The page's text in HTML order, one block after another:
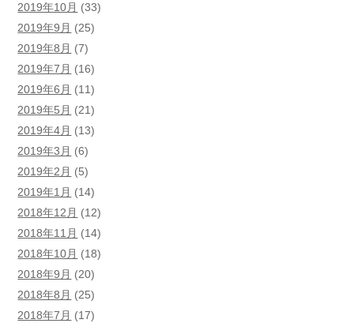
2019年10月 (33)
2019年9月 (25)
2019年8月 (7)
2019年7月 (16)
2019年6月 (11)
2019年5月 (21)
2019年4月 (13)
2019年3月 (6)
2019年2月 (5)
2019年1月 (14)
2018年12月 (12)
2018年11月 (14)
2018年10月 (18)
2018年9月 (20)
2018年8月 (25)
2018年7月 (17)